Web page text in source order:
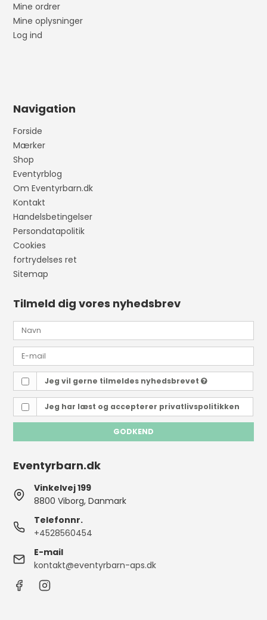
Mine ordrer
Mine oplysninger
Log ind
Navigation
Forside
Mærker
Shop
Eventyrblog
Om Eventyrbarn.dk
Kontakt
Handelsbetingelser
Persondatapolitik
Cookies
fortrydelses ret
Sitemap
Tilmeld dig vores nyhedsbrev
Jeg vil gerne tilmeldes nyhedsbrevet
Jeg har læst og accepterer privatlivspolitikken
GODKEND
Eventyrbarn.dk
Vinkelvej 199
8800 Viborg, Danmark
Telefonnr.
+4528560454
E-mail
kontakt@eventyrbarn-aps.dk